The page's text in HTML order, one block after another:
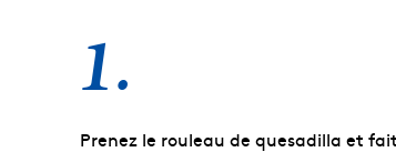
1.
Prenez le rouleau de quesadilla et